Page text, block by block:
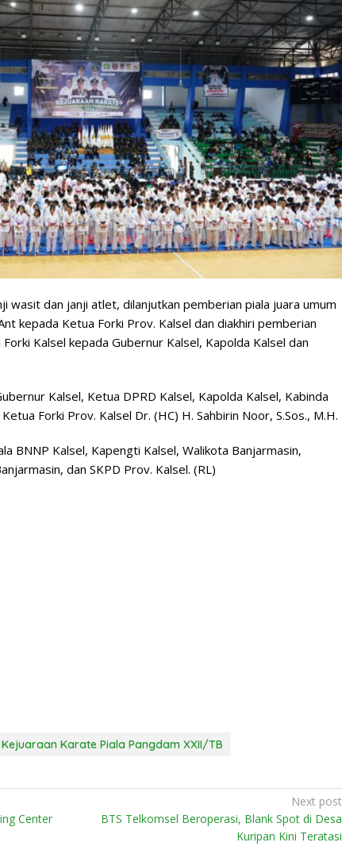
wasit dan janji atlet, dilanjutkan pemberian piala juara umum
kepada Ketua Forki Prov. Kalsel dan diakhiri pemberian
Kalsel kepada Gubernur Kalsel, Kapolda Kalsel dan
Kalsel, Ketua DPRD Kalsel, Kapolda Kalsel, Kabinda
Forki Prov. Kalsel Dr. (HC) H. Sahbirin Noor, S.Sos., M.H.
BNNP Kalsel, Kapengti Kalsel, Walikota Banjarmasin,
dan SKPD Prov. Kalsel. (RL)
Kejuaraan Karate Piala Pangdam XXII/TB
Center
Next post
BTS Telkomsel Beroperasi, Blank Spot di Desa
Kuripan Kini Teratasi